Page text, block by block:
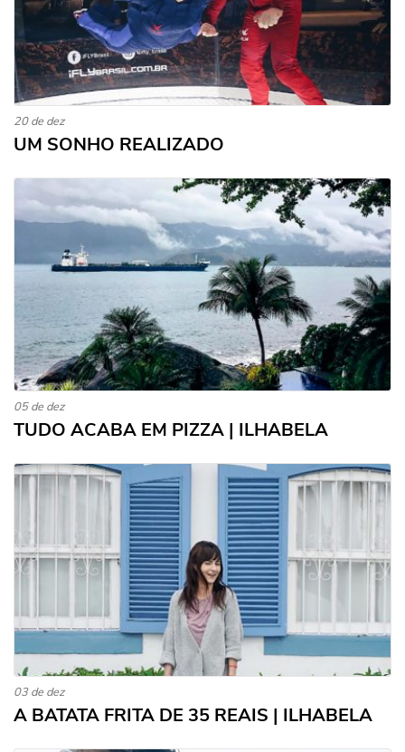
20 de dez
UM SONHO REALIZADO
05 de dez
TUDO ACABA EM PIZZA | ILHABELA
03 de dez
A BATATA FRITA DE 35 REAIS | ILHABELA